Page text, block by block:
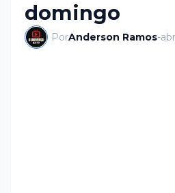
domingo
PorAnderson Ramos-